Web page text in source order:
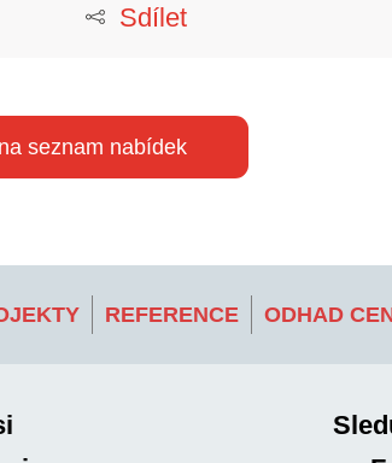
Sdílet
seznam nabídek
REFERENCE ODHAD